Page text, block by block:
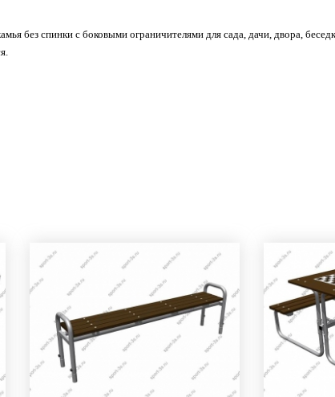
без спинки с боковыми ограничителями для сада, дачи, двора,